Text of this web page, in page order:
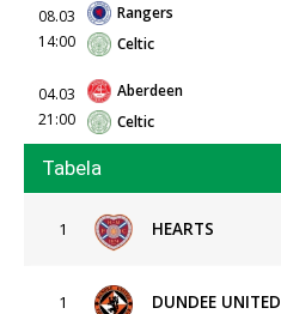
08.03
14:00
Rangers
Celtic
04.03
21:00
Aberdeen
Celtic
Tabela
1 HEARTS
1 DUNDEE UNITED